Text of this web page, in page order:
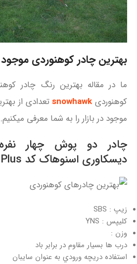
بهترین چادر کوهنوردی موجود
ما در مقاله بهترین رنگ چادر
کوهنوردی snowhawkتعدادی از
موجود در بازار را به شما معرفی میکنیم.
چادر دو پوش چهار
دیسكاوری اسنوهاک کد ST040-Plus
زیپ : SBS
کلیپس : YNS
وزن :
درب ها بسیار مقاوم در برابر باد
استفاده دریچه ورودي به عنوان سایبان